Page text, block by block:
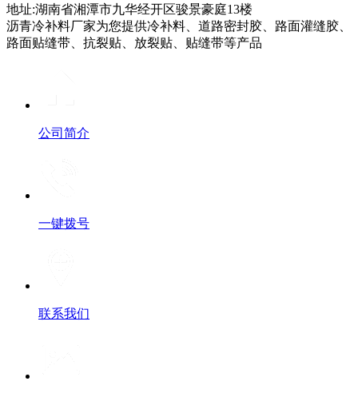
地址:湖南省湘潭市九华经开区骏景豪庭13楼
沥青冷补料厂家为您提供冷补料、道路密封胶、路面灌缝胶、
路面贴缝带、抗裂贴、放裂贴、贴缝带等产品
公司简介
一键拨号
联系我们